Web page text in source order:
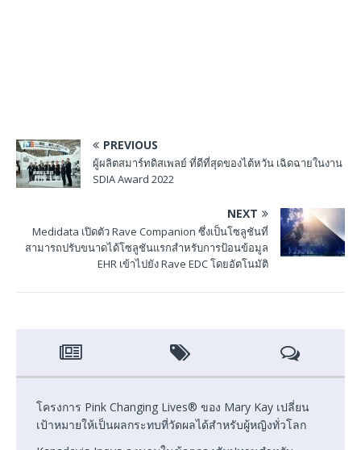
PREVIOUS
ผู้ผลิตสมาร์ทดิสเพลย์ ที่ดีที่สุดของไต้หวัน เฉิดฉายในงาน
SDIA Award 2022
NEXT
Medidata เปิดตัว Rave Companion ซึ่งเป็นโซลูชันที่
สามารถปรับขนาดได้โซลูชันแรกสำหรับการป้อนข้อมูล
EHR เข้าไปยัง Rave EDC โดยอัตโนมัติ
โครงการ Pink Changing Lives® ของ Mary Kay เปลี่ยน
เป้าหมายให้เป็นผลกระทบที่วัดผลได้สำหรับผู้หญิงทั่วโลก